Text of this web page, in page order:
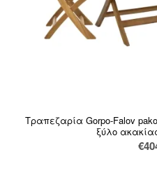
Τραπεζαρία Gorpo-Falov
ξύλο
€